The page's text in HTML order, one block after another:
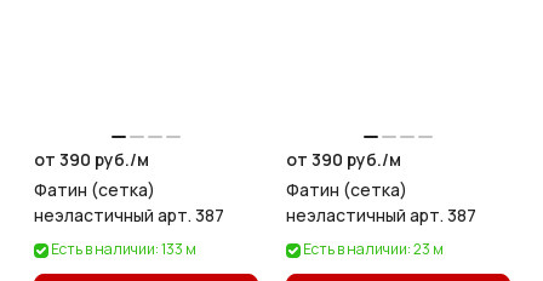
от 390 руб./м
Фатин (сетка)
неэластичный арт. 387
Есть в наличии: 133 м
от 390 руб./м
Фатин (сетка)
неэластичный арт. 387
Есть в наличии: 23 м